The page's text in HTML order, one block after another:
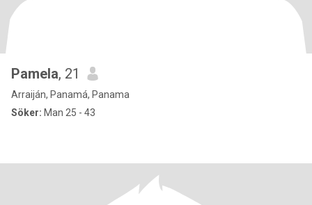
Pamela, 21
Arraiján, Panamá, Panama
Söker: Man 25 - 43